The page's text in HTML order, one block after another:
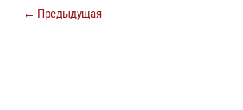
← Предыдущая